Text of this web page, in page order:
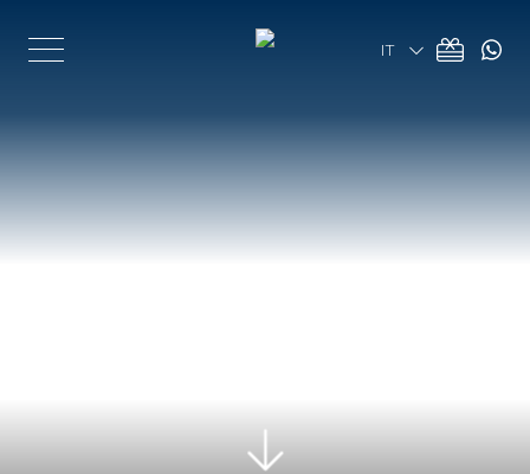
IT
FITNESS CENTER
TEATRO